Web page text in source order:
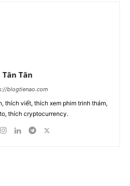
Tân Tân
blogtienao.com
thích viết, thích xem phim trinh thám,
thích cryptocurrency.